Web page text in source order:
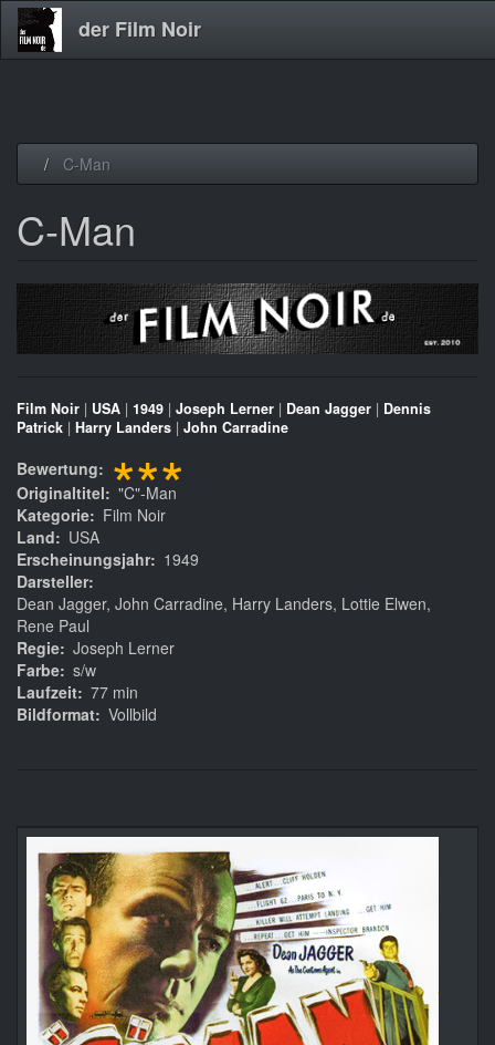
der Film Noir
C-Man
C-Man
Film Noir | USA | 1949 | Joseph Lerner | Dean Jagger | Dennis
Patrick | Harry Landers | John Carradine
Bewertung ***
Originaltitel
"C"-Man
Kategorie
Film Noir
Land
USA
Erscheinungsjahr
1949
Darsteller
Dean Jagger, John Carradine, Harry Landers, Lottie Elwen,
Rene Paul
Regie Joseph Lerner
Farbe s/w
Laufzeit 77 min
Bildformat Vollbild